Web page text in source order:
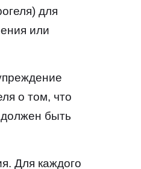
для
или
о том, что
должен быть
Для каждого